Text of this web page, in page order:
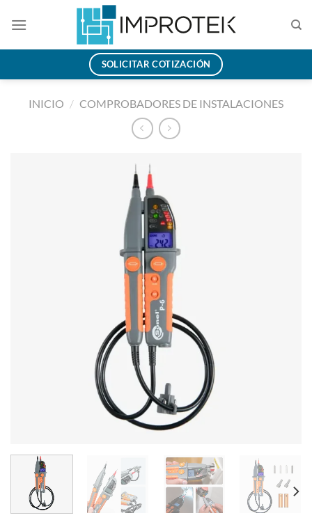
SOLICITAR COTIZACIÓN
INICIO / COMPROBADORES DE INSTALACIONES